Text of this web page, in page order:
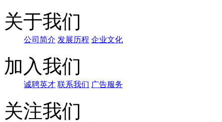
关于我们
公司简介 发展历程 企业文化
加入我们
诚聘英才 联系我们 广告服务
关注我们